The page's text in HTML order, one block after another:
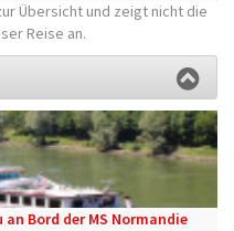
Übersicht und zeigt nicht die
Reise an.
Bord der MS Normandie